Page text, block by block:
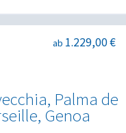
Palma de
Genoa
ab 1.229,00 €